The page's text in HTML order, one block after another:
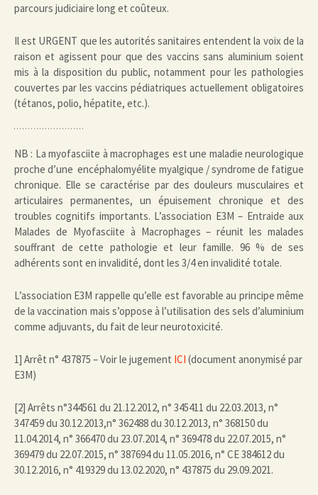
parcours judiciaire long et coûteux.
Il est URGENT que les autorités sanitaires entendent la voix de la
raison et agissent pour que des vaccins sans aluminium soient
mis à la disposition du public, notamment pour les pathologies
couvertes par les vaccins pédiatriques actuellement obligatoires
(tétanos, polio, hépatite, etc.).
NB : La myofasciite à macrophages est une maladie neurologique
proche d’une encéphalomyélite myalgique / syndrome de fatigue
chronique. Elle se caractérise par des douleurs musculaires et
articulaires permanentes, un épuisement chronique et des
troubles cognitifs importants. L’association E3M – Entraide aux
Malades de Myofasciite à Macrophages – réunit les malades
souffrant de cette pathologie et leur famille. 96 % de ses
adhérents sont en invalidité, dont les 3/4 en invalidité totale.
L’association E3M rappelle qu’elle est favorable au principe même
de la vaccination mais s’oppose à l’utilisation des sels d’aluminium
comme adjuvants, du fait de leur neurotoxicité.
1] Arrêt n° 437875 – Voir le jugement ICI (document anonymisé par
E3M)
[2] Arrêts n°344561 du 21.12.2012, n° 345411 du 22.03.2013, n°
347459 du 30.12.2013,n° 362488 du 30.12.2013, n° 368150 du
11.04.2014, n° 366470 du 23.07.2014, n° 369478 du 22.07.2015, n°
369479 du 22.07.2015, n° 387694 du 11.05.2016, n° CE 384612 du
30.12.2016, n° 419329 du 13.02.2020, n° 437875 du 29.09.2021.